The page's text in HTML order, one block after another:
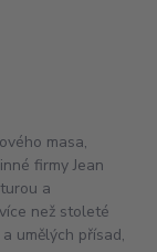
masa,
firmy Jean
a
než stoleté
umělých přísad,